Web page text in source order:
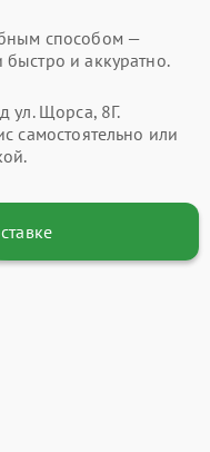
способом —
и аккуратно.
ул. Щорса, 8Г.
самостоятельно или